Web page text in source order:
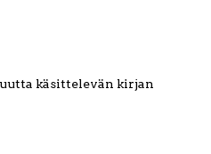
käsittelevän kirjan